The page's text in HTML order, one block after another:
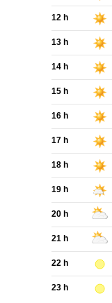
12 h
13 h
14 h
15 h
16 h
17 h
18 h
19 h
20 h
21 h
22 h
23 h